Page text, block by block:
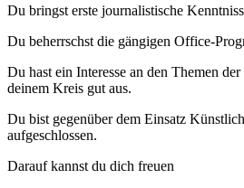
Du bringst erste journalistische
Du beherrschst die gängigen Office-
Du hast ein Interesse an den Themen
deinem Kreis gut aus.
Du bist gegenüber dem Einsatz
aufgeschlossen.
Darauf kannst du dich freuen